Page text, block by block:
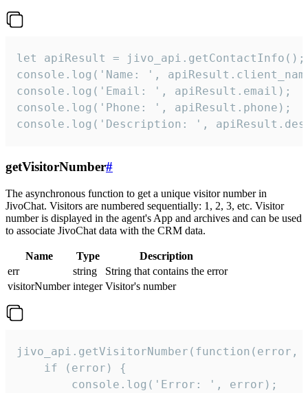
let apiResult = jivo_api.getContactInfo();
console.log('Name: ',
console.log('Email: ', apiResult.email);
console.log('Phone: ', apiResult.phone);
console.log('Description: ',
getVisitorNumber#
The asynchronous function to get a unique visitor number in
JivoChat. Visitors are numbered sequentially: 1, 2, 3, etc. Visitor
number is displayed in the agent's App and archives and can be used
to associate JivoChat data with the CRM data.
Name Type
Description
err
string
String that contains the error
visitorNumber integer Visitor's number
jivo_api.getVisitorNumber(function(error,
    if (error) {
        console.log('Error: ', error);